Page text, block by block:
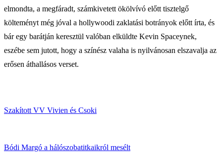
elmondta, a megfáradt, számkivetett ökölvívó előtt tisztelgő
költeményt még jóval a hollywoodi zaklatási botrányok előtt írta, és
bár egy barátján keresztül valóban elküldte Kevin Spaceynek,
eszébe sem jutott, hogy a színész valaha is nyilvánosan elszavalja az
erősen áthallásos verset.
Szakított VV Vivien és Csoki
Bódi Margó a hálószobatitkaikról mesélt